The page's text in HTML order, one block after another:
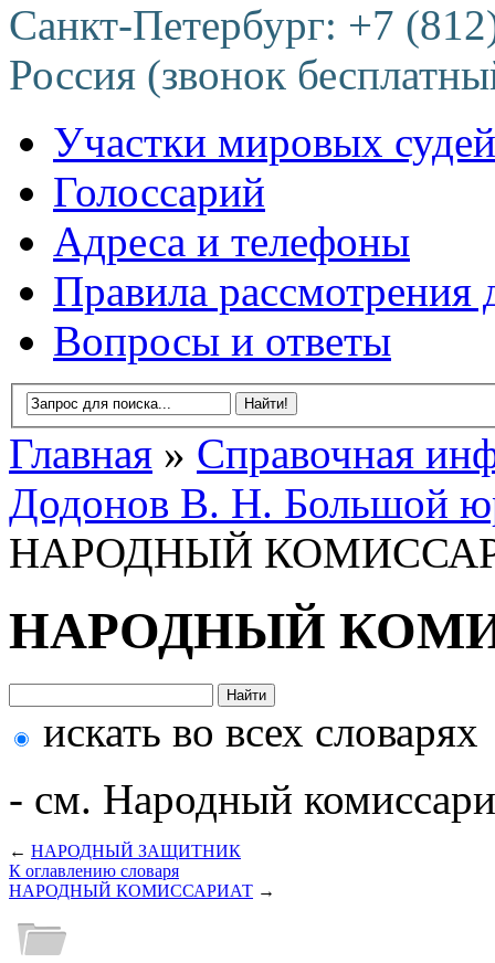
Санкт-Петербург: +7
Россия (звонок
Участки мировых судей
Голоссарий
Адреса и телефоны
Правила рассмотрения
Вопросы и ответы
Главная » Справочная
Додонов В. Н. Большой
НАРОДНЫЙ
НАРОДНЫЙ
искать во всех словарях
- см. Народный
← НАРОДНЫЙ ЗАЩИТНИК
К оглавлению словаря
НАРОДНЫЙ КОМИССАРИАТ →